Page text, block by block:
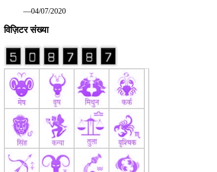
—04/07/2020
विज़िटर संख्या